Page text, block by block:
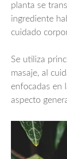
planta se
ingrediente
cuidado
Se utiliza
masaje, al
enfocadas en
aspecto